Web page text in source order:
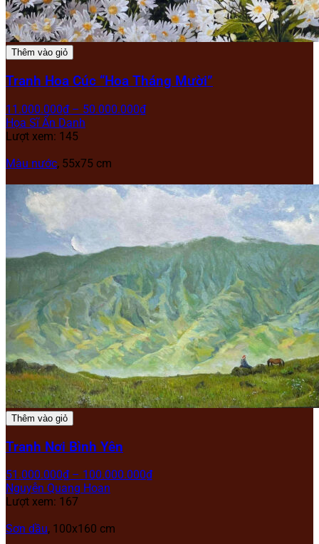
Thêm vào giỏ
Tranh Hoa Cúc “Hoa Tháng Mười”
11.000.000₫ – 50.000.000₫
Họa Sĩ Ẩn Danh
Lượt xem: 145
Màu nước, 55x75 cm
Thêm vào giỏ
Tranh Nơi Bình Yên
51.000.000₫ – 100.000.000₫
Nguyễn Quang Hoan
Lượt xem: 167
Sơn dầu, 100x160 cm